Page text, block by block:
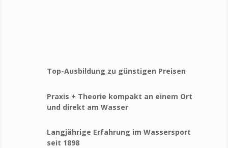
Top-Ausbildung zu günstigen Preisen
Praxis + Theorie kompakt an einem Ort
und direkt am Wasser
Langjährige Erfahrung im Wassersport
seit 1898